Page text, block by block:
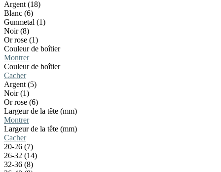
Argent (18)
Blanc (6)
Gunmetal (1)
Noir (8)
Or rose (1)
Couleur de boîtier
Montrer
Couleur de boîtier
Cacher
Argent (5)
Noir (1)
Or rose (6)
Largeur de la tête (mm)
Montrer
Largeur de la tête (mm)
Cacher
20-26 (7)
26-32 (14)
32-36 (8)